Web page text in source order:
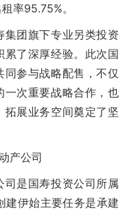
率95.75%。
团旗下专业另类投资
了深厚经验。此次国
参与战略配售，不仅
一次重要战略合作，也
展业务空间奠定了坚
产公司
是国寿投资公司所属
建伊始主要任务是承建